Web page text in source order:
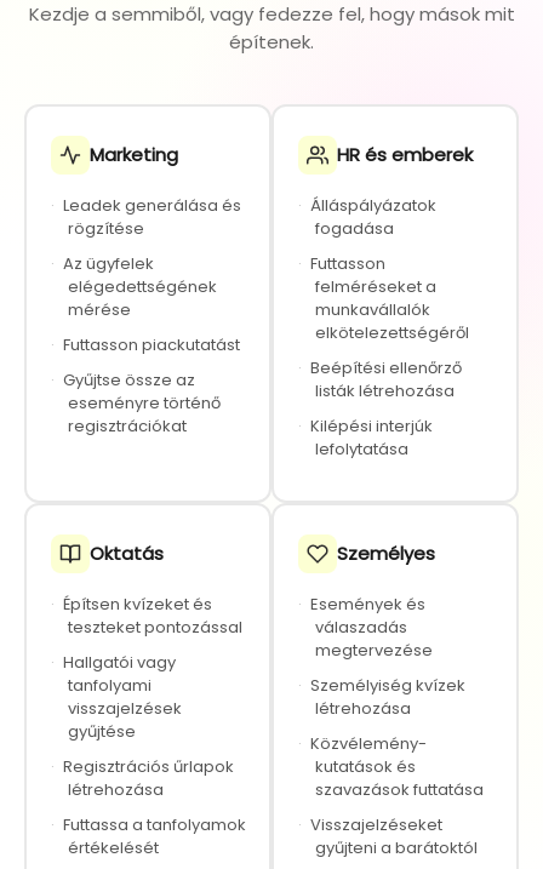
Kezdje a semmiből, vagy fedezze fel, hogy mások mit
építenek.
Marketing
· Leadek generálása és
rögzítése
· Az ügyfelek
elégedettségének
mérése
· Futtasson piackutatást
· Gyűjtse össze az
eseményre történő
regisztrációkat
HR és emberek
· Álláspályázatok
fogadása
· Futtasson
felméréseket a
munkavállalók
elkötelezettségéről
· Beépítési ellenőrző
listák létrehozása
· Kilépési interjúk
lefolytatása
Oktatás
· Építsen kvízeket és
teszteket pontozással
· Hallgatói vagy
tanfolyami
visszajelzések
gyűjtése
· Regisztrációs űrlapok
létrehozása
· Futtassa a tanfolyamok
értékelését
Személyes
· Események és
válaszadás
megtervezése
· Személyiség kvízek
létrehozása
· Közvélemény-
kutatások és
szavazások futtatása
· Visszajelzéseket
gyűjteni a barátoktól